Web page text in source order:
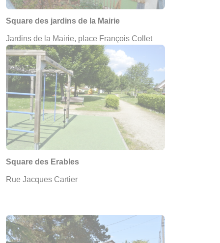
Square des jardins de la Mairie
Jardins de la Mairie, place François Collet
Square des Erables
Rue Jacques Cartier